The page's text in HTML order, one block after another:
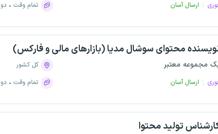
ارسال آسان
تمام وقت
محتوای سوشال مدیا (بازارهای مالی و فارکس)
مجموعه معتبر
ارسال آسان
کل کشور
تمام وقت
تولید محتوا